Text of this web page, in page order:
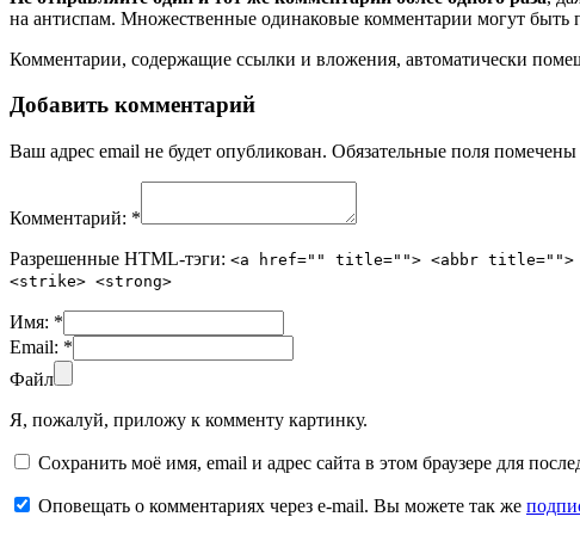
на антиспам. Множественные одинаковые комментарии могут быть
Комментарии, содержащие ссылки и вложения, автоматически
Добавить комментарий
Ваш адрес email не будет опубликован. Обязательные поля помечены
Комментарий: *
Разрешенные HTML-тэги: <a href="" title=""> <abbr title="">
<strike> <strong>
Имя: *
Email: *
Файл
Я, пожалуй, приложу к комменту картинку.
Сохранить моё имя, email и адрес сайта в этом браузере для
Оповещать о комментариях через e-mail. Вы можете так же